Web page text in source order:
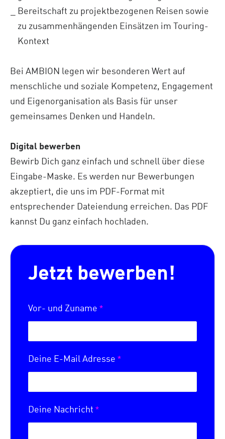
Bereitschaft zu projektbezogenen Reisen sowie
zu zusammenhängenden Einsätzen im Touring-
Kontext
Bei AMBION legen wir besonderen Wert auf
menschliche und soziale Kompetenz, Engagement
und Eigenorganisation als Basis für unser
gemeinsames Denken und Handeln.
Digital bewerben
Bewirb Dich ganz einfach und schnell über diese
Eingabe-Maske. Es werden nur Bewerbungen
akzeptiert, die uns im PDF-Format mit
entsprechender Dateiendung erreichen. Das PDF
kannst Du ganz einfach hochladen.
Jetzt bewerben!
Vor- und Zuname *
Deine E-Mail Adresse *
Deine Nachricht *